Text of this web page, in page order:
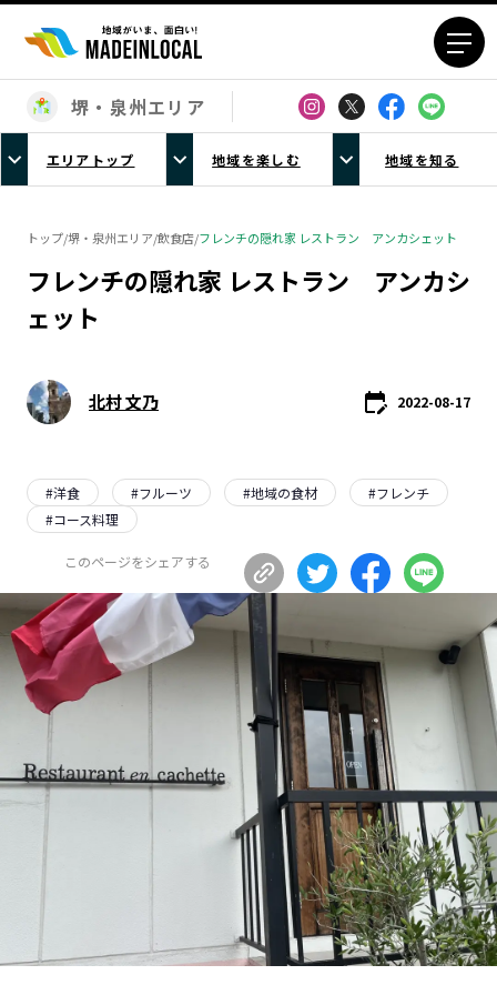
エリアから探す
北海道エリア
青森エリア
秋田エリア
山形エリア
福島エリア
茨城エリア
栃木エリア
東京23区エリア
神奈川エリア
福井エリア
山梨エリア
長野エリア
静岡エリア
愛知エリア
三重エリア
滋賀エリア
京都エリア
大阪市エリア
北摂エリア
堺・泉州エリア
河内エリア
兵庫エリア
和歌山エリア
鳥取エリア
島根エリア
岡山エリア
広島エリア
徳島エリア
愛媛エリア
福岡エリア
長崎エリア
熊本エリア
大分エリア
堺・泉州エリア
エリアトップ 地域を楽しむ 地域を知る
トップ/堺・泉州エリア/飲食店/フレンチの隠れ家 レストラン アンカシェット
フレンチの隠れ家 レストラン アンカシ
ェット
北村 文乃 2022-08-17
#洋食 #フルーツ #地域の食材 #フレンチ
#コース料理
このページをシェアする